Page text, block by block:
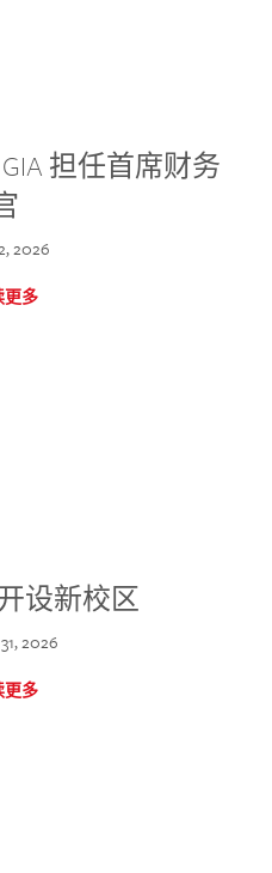
担任首席财务
2026
更多
设新校区
2026
更多